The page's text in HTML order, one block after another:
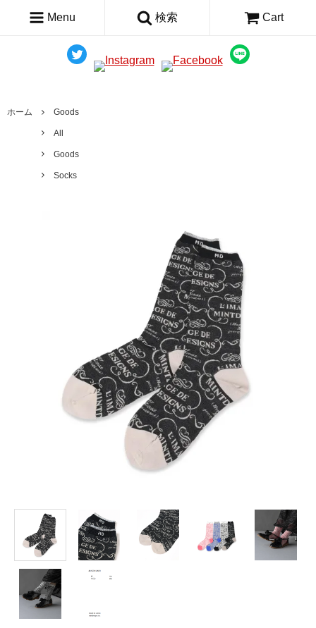
Menu 検索 Cart
ホーム Goods
All
Goods
Socks